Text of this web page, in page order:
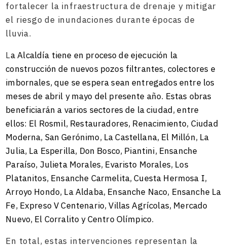
fortalecer la infraestructura de drenaje y mitigar
el riesgo de inundaciones durante épocas de
lluvia.
La Alcaldía tiene en proceso de ejecución la
construcción de nuevos pozos filtrantes, colectores e
imbornales, que se espera sean entregados entre los
meses de abril y mayo del presente año. Estas obras
beneficiarán a varios sectores de la ciudad, entre
ellos: El Rosmil, Restauradores, Renacimiento, Ciudad
Moderna, San Gerónimo, La Castellana, El Millón, La
Julia, La Esperilla, Don Bosco, Piantini, Ensanche
Paraíso, Julieta Morales, Evaristo Morales, Los
Platanitos, Ensanche Carmelita, Cuesta Hermosa I,
Arroyo Hondo, La Aldaba, Ensanche Naco, Ensanche La
Fe, Expreso V Centenario, Villas Agrícolas, Mercado
Nuevo, El Corralito y Centro Olímpico.
En total, estas intervenciones representan la